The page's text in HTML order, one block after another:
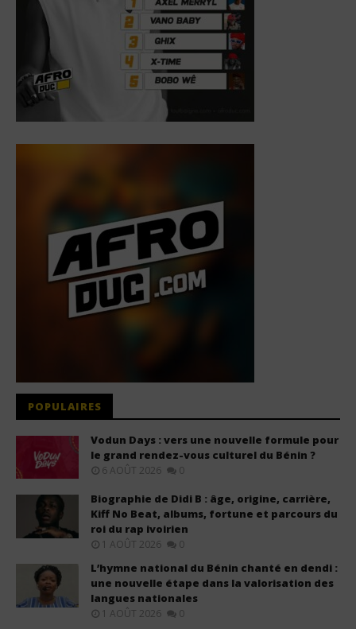
POPULAIRES
Vodun Days : vers une nouvelle formule pour
le grand rendez-vous culturel du Bénin ?
6 AOÛT 2026 0
Biographie de Didi B : âge, origine, carrière,
Kiff No Beat, albums, fortune et parcours du
roi du rap ivoirien
1 AOÛT 2026 0
L’hymne national du Bénin chanté en dendi :
une nouvelle étape dans la valorisation des
langues nationales
1 AOÛT 2026 0